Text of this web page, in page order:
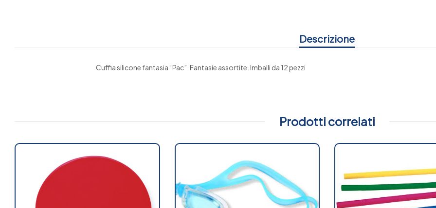
Descrizione
Cuffia silicone fantasia “Pac”. Fantasie assortite. Imballi da 12 pezzi
Prodotti correlati